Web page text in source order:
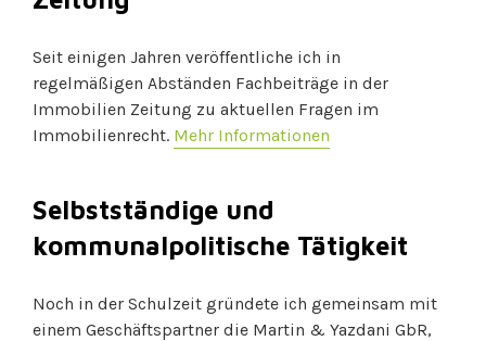
Seit einigen Jahren veröffentliche ich in
regelmäßigen Abständen Fachbeiträge in der
Immobilien Zeitung zu aktuellen Fragen im
Immobilienrecht. Mehr Informationen
Selbstständige und
kommunalpolitische Tätigkeit
Noch in der Schulzeit gründete ich gemeinsam mit
einem Geschäftspartner die Martin & Yazdani GbR,